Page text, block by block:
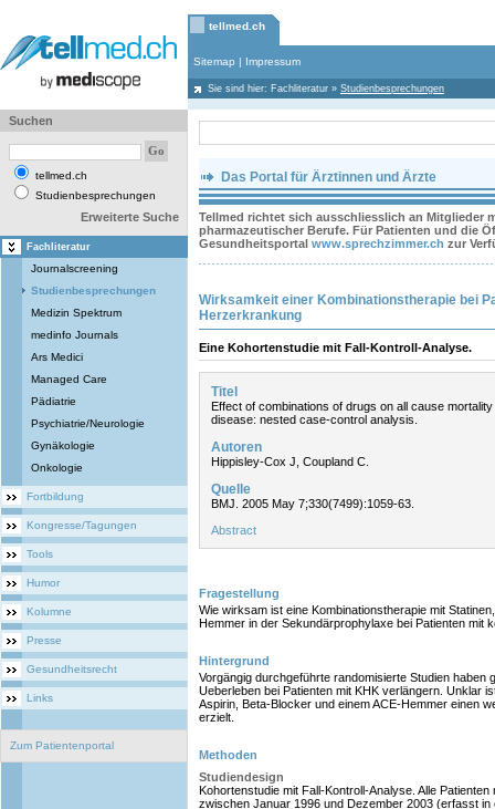
tellmed.ch
Sitemap | Impressum
Sie sind hier: Fachliteratur » Studienbesprechungen
Suchen
tellmed.ch
Studienbesprechungen
Erweiterte Suche
Fachliteratur
Journalscreening
Studienbesprechungen
Medizin Spektrum
medinfo Journals
Ars Medici
Managed Care
Pädiatrie
Psychiatrie/Neurologie
Gynäkologie
Onkologie
Fortbildung
Kongresse/Tagungen
Tools
Humor
Kolumne
Presse
Gesundheitsrecht
Links
Zum Patientenportal
Das Portal für Ärztinnen und Ärzte
Tellmed richtet sich ausschliesslich an Mitglieder
pharmazeutischer Berufe. Für Patienten und die
Gesundheitsportal www.sprechzimmer.ch zur
Wirksamkeit einer Kombinationstherapie bei
Herzerkrankung
Eine Kohortenstudie mit Fall-Kontroll-Analyse.
Titel
Effect of combinations of drugs on all cause
disease: nested case-control analysis.
Autoren
Hippisley-Cox J, Coupland C.
Quelle
BMJ. 2005 May 7;330(7499):1059-63.
Abstract
Fragestellung
Wie wirksam ist eine Kombinationstherapie mit
Hemmer in der Sekundärprophylaxe bei Patienten mit
Hintergrund
Vorgängig durchgeführte randomisierte Studien haben
Ueberleben bei Patienten mit KHK verlängern. Unklar
Aspirin, Beta-Blocker und einem ACE-Hemmer einen
erzielt.
Methoden
Studiendesign
Kohortenstudie mit Fall-Kontroll-Analyse. Alle
zwischen Januar 1996 und Dezember 2003 (erfasst